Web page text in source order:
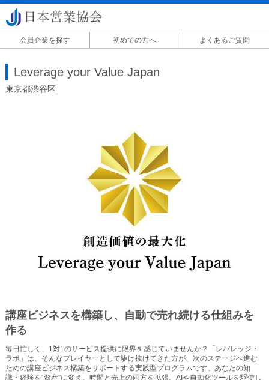
会員企業を探す 初めての方へ
よくあるご質問
Leverage your Value Japan
東京都渋谷区
講座ビジネスを構築し、自動で売れ続ける仕組みを
作る
毎日忙しく、1対1のサービス提供に限界を感じていませんか？「レバレッジ・
ラボ」は、そんなプレイヤーとして駆け抜けてきた方が、次のステージへ進む
ための講座ビジネス構築をサポートする実践型プログラムです。あなたの知
識・経験を“資産”に変え、時間と売上の両方を拡張。AIや自動化ツールを駆使し